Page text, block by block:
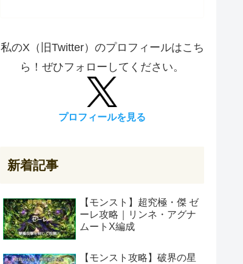
私のX（旧Twitter）のプロフィールはこち
ら！ぜひフォローしてください。
プロフィールを見る
新着記事
【モンスト】超究極・傑 ゼ
ーレ攻略｜リンネ・アグナ
ムートX編成
【モンスト攻略】破界の星